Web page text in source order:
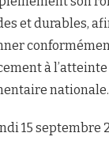
et durables,
à
nationale.
15 septembre